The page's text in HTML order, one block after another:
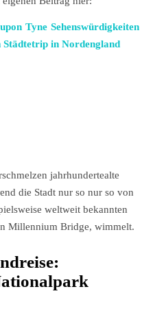
Tyne Sehenswürdigkeiten
in Nordengland
jahrhundertealte
die Stadt nur so nur so von
weltweit bekannten
Millennium Bridge, wimmelt.